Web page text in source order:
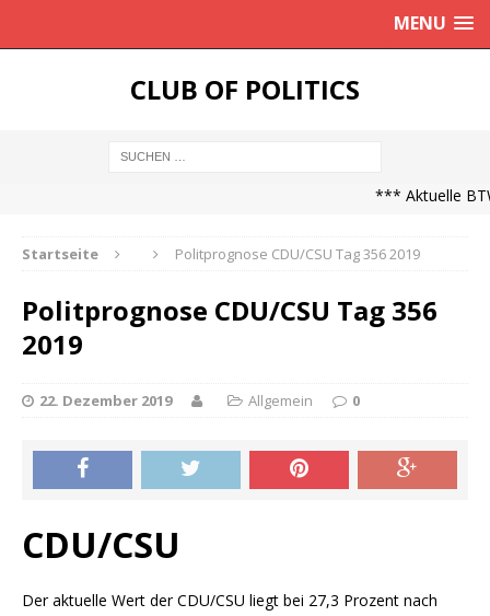
MENU
CLUB OF POLITICS
*** Aktuelle
Startseite Politprognose CDU/CSU Tag 356 2019
Politprognose CDU/CSU Tag 356
2019
22. Dezember 2019 Allgemein 0
CDU/CSU
Der aktuelle Wert der CDU/CSU liegt bei 27,3 Prozent nach